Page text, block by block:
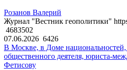
Розанов Валерий
Журнал "Вестник геополитики"
4683502
07.06.2026 6426
В Москве, в Доме национальностей,
общественного деятеля, юриста-
Фетисову